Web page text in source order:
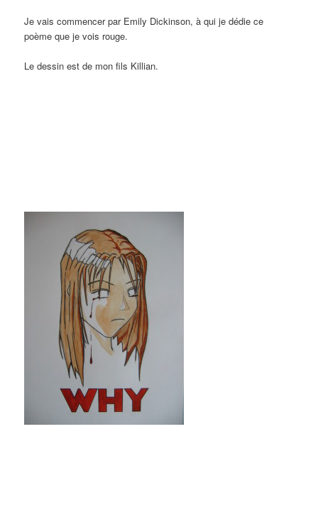
Je vais commencer par Emily Dickinson, à qui je dédie ce
poème que je vois rouge.
Le dessin est de mon fils Killian.